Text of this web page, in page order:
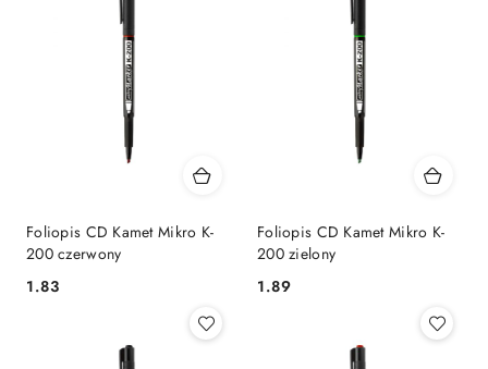
Foliopis CD Kamet Mikro K-
200 czerwony
Cena:
1.83
Foliopis CD Kamet Mikro K-
200 zielony
Cena:
1.89